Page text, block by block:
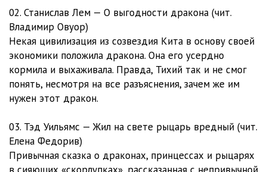
02. Станислав Лем — О выгодности дракона (чит.
Владимир Овуор)
Некая цивилизация из созвездия Кита в основу своей
экономики положила дракона. Она его усердно
кормила и выхаживала. Правда, Тихий так и не смог
понять, несмотря на все разъяснения, зачем же им
нужен этот дракон.
03. Тэд Уильямс — Жил на свете рыцарь вредный (чит.
Елена Федорив)
Привычная сказка о драконах, принцессах и рыцарях